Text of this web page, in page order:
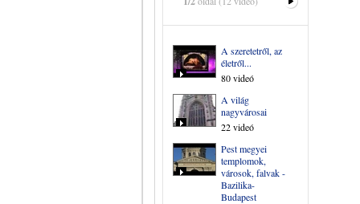
A szeretetről, az
életről...
80 videó
A világ
nagyvárosai
22 videó
Pest megyei
templomok,
városok, falvak -
Bazilika-
Budapest